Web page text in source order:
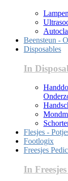
Beensteun -
Disposables
In
Flesjes -
Footlogix
Freesjes
In